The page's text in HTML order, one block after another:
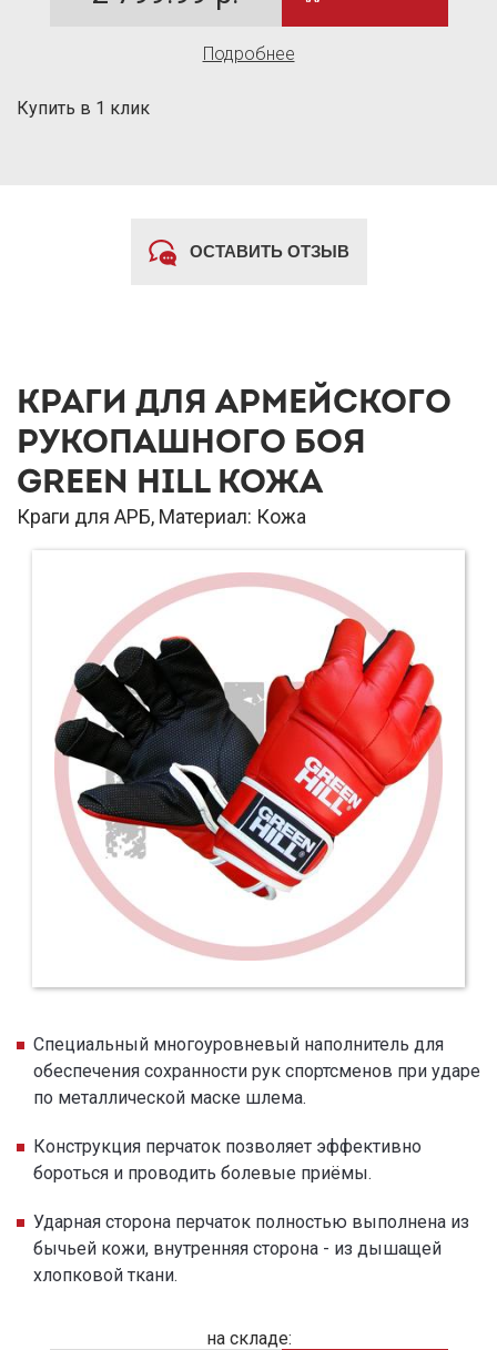
Подробнее
Купить в 1 клик
ОСТАВИТЬ ОТЗЫВ
КРАГИ ДЛЯ АРМЕЙСКОГО
РУКОПАШНОГО БОЯ
GREEN HILL КОЖА
Краги для АРБ, Материал: Кожа
Специальный многоуровневый наполнитель для
обеспечения сохранности рук спортсменов при ударе
по металлической маске шлема.
Конструкция перчаток позволяет эффективно
бороться и проводить болевые приёмы.
Ударная сторона перчаток полностью выполнена из
бычьей кожи, внутренняя сторона - из дышащей
хлопковой ткани.
на складе: